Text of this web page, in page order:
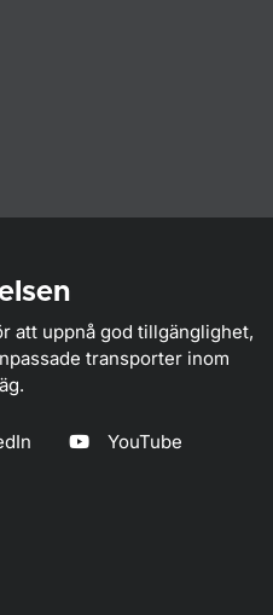
att uppnå god tillgänglighet,
transporter inom
YouTube